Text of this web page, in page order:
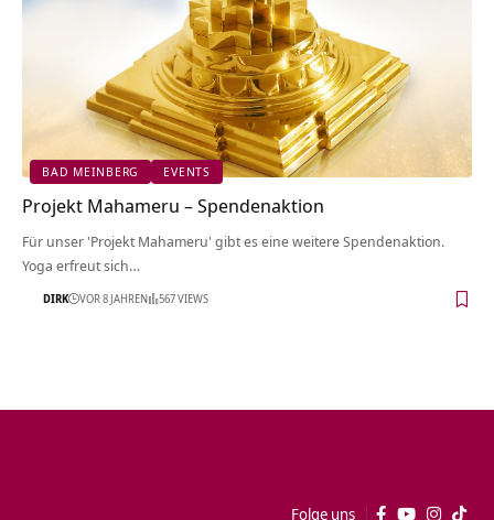
BAD MEINBERG EVENTS
Projekt Mahameru – Spendenaktion
Für unser 'Projekt Mahameru' gibt es eine weitere Spendenaktion.
Yoga erfreut sich…
DIRK VOR 8 JAHREN 567 VIEWS
Folge uns